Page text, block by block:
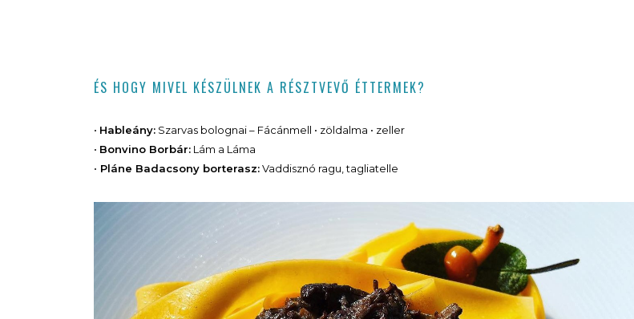
ÉS HOGY MIVEL KÉSZÜLNEK A RÉSZTVEVŐ ÉTTERMEK?
• Hableány: Szarvas bolognai – Fácánmell • zöldalma • zeller
• Bonvino Borbár: Lám a Láma
• Pláne Badacsony borterasz:Vaddisznó ragu, tagliatelle